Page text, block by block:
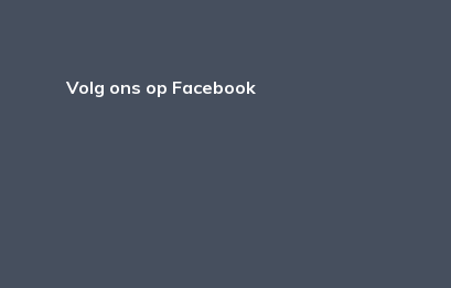
Volg ons op Facebook